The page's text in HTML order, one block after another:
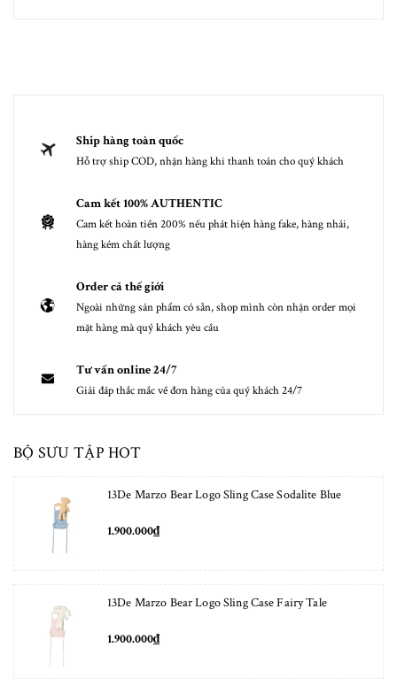
Ship hàng toàn quốc
Hỗ trợ ship COD, nhận hàng khi thanh toán cho quý khách
Cam kết 100% AUTHENTIC
Cam kết hoàn tiền 200% nếu phát hiện hàng fake, hàng nhái,
hàng kém chất lượng
Order cả thế giới
Ngoài những sản phẩm có sẵn, shop mình còn nhận order mọi
mặt hàng mà quý khách yêu cầu
Tư vấn online 24/7
Giải đáp thắc mắc về đơn hàng của quý khách 24/7
BỘ SƯU TẬP HOT
13De Marzo Bear Logo Sling Case Sodalite Blue
1.900.000₫
13De Marzo Bear Logo Sling Case Fairy Tale
1.900.000₫